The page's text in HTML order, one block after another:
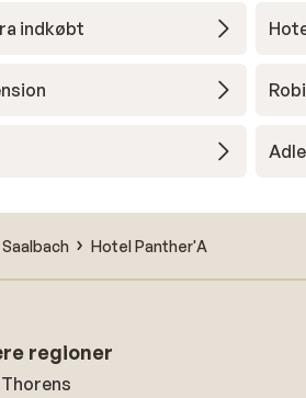
indkøbt
Saalbach Hotel Panther'A
regioner